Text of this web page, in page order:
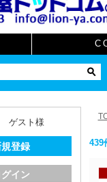
439
ゲスト様
規登録
グイン